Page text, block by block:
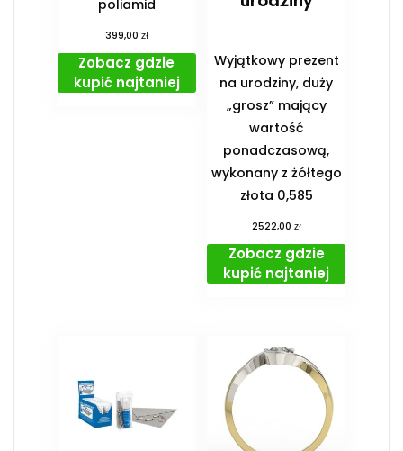
poliamid
399,00 zł
Zobacz gdzie
kupić najtaniej
Wyjątkowy prezent
na urodziny, duży
„grosz” mający
wartość
ponadczasową,
wykonany z żółtego
złota 0,585
2522,00 zł
Zobacz gdzie
kupić najtaniej